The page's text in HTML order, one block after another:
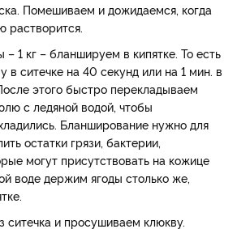
Помешиваем и дожидаемся, когда
растворится.
1 кг – бланшируем в кипятке. То есть
в ситечке на 40 секунд или на 1 мин. в
этого быстро перекладываем
с ледяной водой, чтобы
Бланширование нужно для
остатки грязи, бактерии,
могут присутствовать на кожице
воде держим ягоды столько же,
ситечка и просушиваем клюкву.